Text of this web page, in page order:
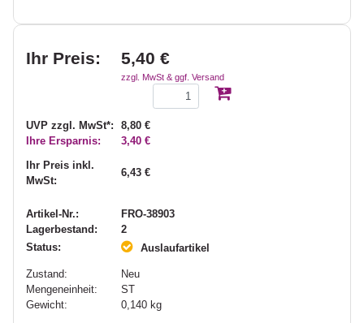
Ihr Preis: 5,40 €
zzgl. MwSt & ggf. Versand
UVP zzgl. MwSt*:
8,80 €
Ihre Ersparnis:
3,40 €
Ihr Preis inkl.
MwSt:
6,43 €
Artikel-Nr.:
FRO-38903
Lagerbestand:
2
Status:
Auslaufartikel
Zustand:
Neu
Mengeneinheit:
ST
Gewicht:
0,140 kg